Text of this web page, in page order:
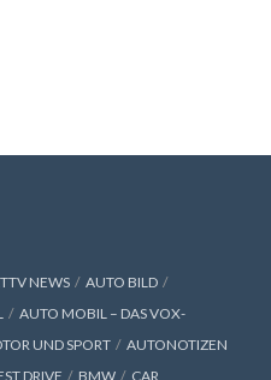
NEWS
AUTO BILD
AUTO MOBIL – DAS VOX-
UND SPORT
AUTONOTIZEN
DRIVE BMW CAR